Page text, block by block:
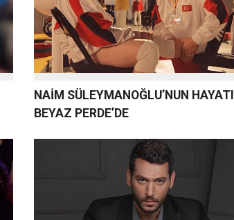
NAİM SÜLEYMANOĞLU’NUN HAYATI
BEYAZ PERDE’DE